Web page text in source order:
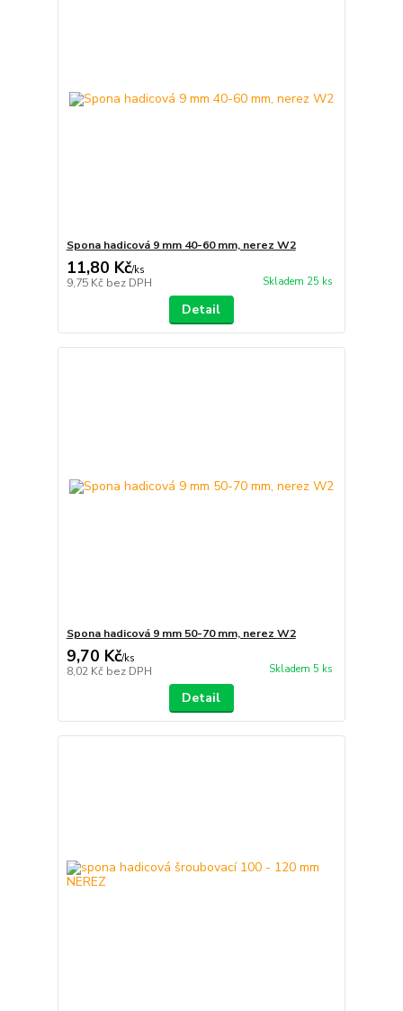
Spona hadicová 9 mm 40-60 mm, nerez W2
11,80 Kč/ks
9,75 Kč bez DPH Skladem 25 ks
Detail
Spona hadicová 9 mm 50-70 mm, nerez W2
9,70 Kč/ks
8,02 Kč bez DPH Skladem 5 ks
Detail